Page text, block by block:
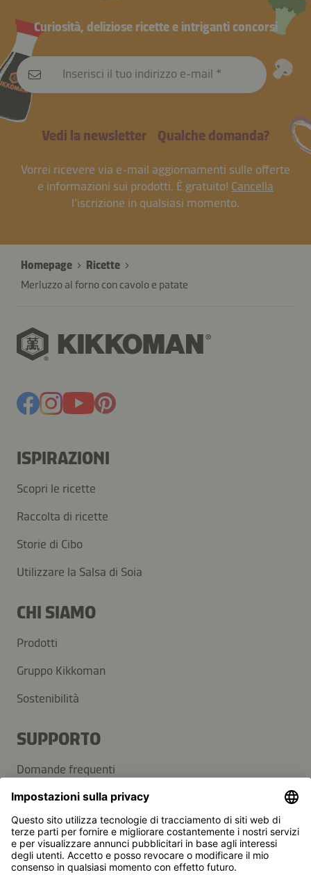
Curiosità, deliziose ricette e intriganti concorsi
Inserisci il tuo indirizzo e-mail
Vedi la newsletter Qualche domanda?
Vorrei ricevere via e-mail aggiornamenti sulle offerte
e informazioni sui prodotti. È gratuito! Cancella
l'iscrizione in qualsiasi momento.
Homepage
Ricette
Merluzzo al forno con cavolo e patate
ISPIRAZIONI
Scopri le ricette
Raccolta di ricette
Storie di Cibo
Utilizzare la Salsa di Soia
CHI SIAMO
Prodotti
Gruppo Kikkoman
Sostenibilità
SUPPORTO
Domande frequenti
Contatti
Newsletter
Kikkoman è un marchio registrato della Kikkoman